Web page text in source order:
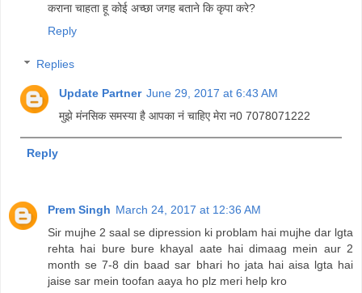
कराना चाहता हू कोई अच्छा जगह बताने कि कृपा करे?
Reply
Replies
Update Partner June 29, 2017 at 6:43 AM
मुझे मंनसिक समस्या है आपका नं चाहिए मेरा न0 7078071222
Reply
Prem Singh March 24, 2017 at 12:36 AM
Sir mujhe 2 saal se dipression ki problam hai mujhe dar lgta
rehta hai bure bure khayal aate hai dimaag mein aur 2
month se 7-8 din baad sar bhari ho jata hai aisa lgta hai
jaise sar mein toofan aaya ho plz meri help kro